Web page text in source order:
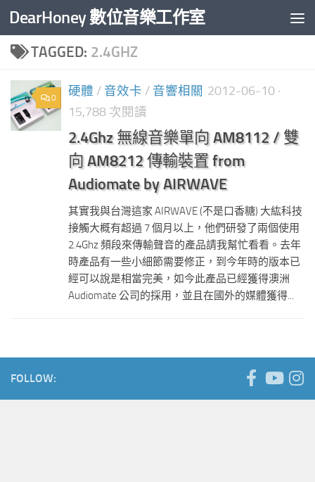
Skip to content
DearHoney 數位音樂工作室
TAGGED: 2.4GHZ
0 硬體 / 音效卡 / 音響相關 2012-06-10 ·
15,788 次閱讀
2.4Ghz 無線音樂單向 AM8112 / 雙
向 AM8212 傳輸裝置 from
Audiomate by AIRWAVE
其實我與台灣這家 AIRWAVE (不是口香糖) 大紘科技
接觸大概有超過 7 個月以上，他們研發了兩個使用
2.4Ghz 頻段來傳輸聲音的產品請我幫忙看看。去年
時產品有一些小細節需要修正，到今年時的版本已
經可以說是相當完美，如今此產品已經獲得澳洲
Audiomate 公司的採用，並且在國外的媒體獲得...
FOLLOW: